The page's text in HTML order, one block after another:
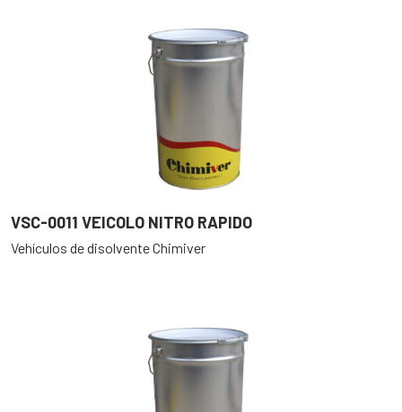
VSC-0011 VEICOLO NITRO RAPIDO
Vehículos de disolvente Chimiver